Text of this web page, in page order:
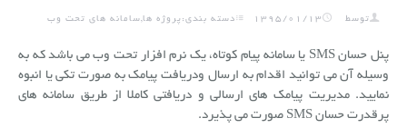
توسط 1395/01/13 دسته بندی:پروژه ها,سامانه های تحت وب
پنل حسان SMS یا سامانه پیام کوتاه، یک نرم افزار تحت وب می باشد که به
وسیله آن می توانید اقدام به ارسال ودریافت پیامک به صورت تکی یا انبوه
نمایید. مدیریت پیامک های ارسالی و دریافتی کاملا از طریق سامانه های
پرقدرت حسان SMS صورت می پذیرد.